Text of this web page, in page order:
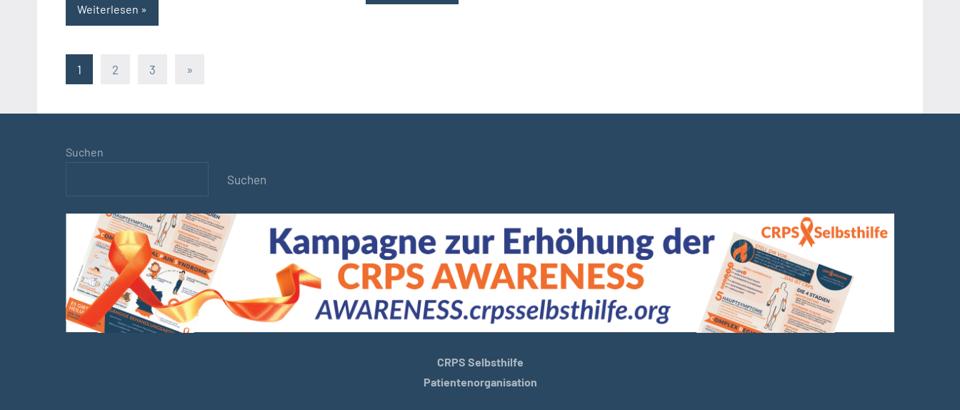
Weiterlesen
Seitennummerierung
1 2 3
Nächste
»
Suchen
Suchen
CRPS Selbsthilfe
Patientenorganisation